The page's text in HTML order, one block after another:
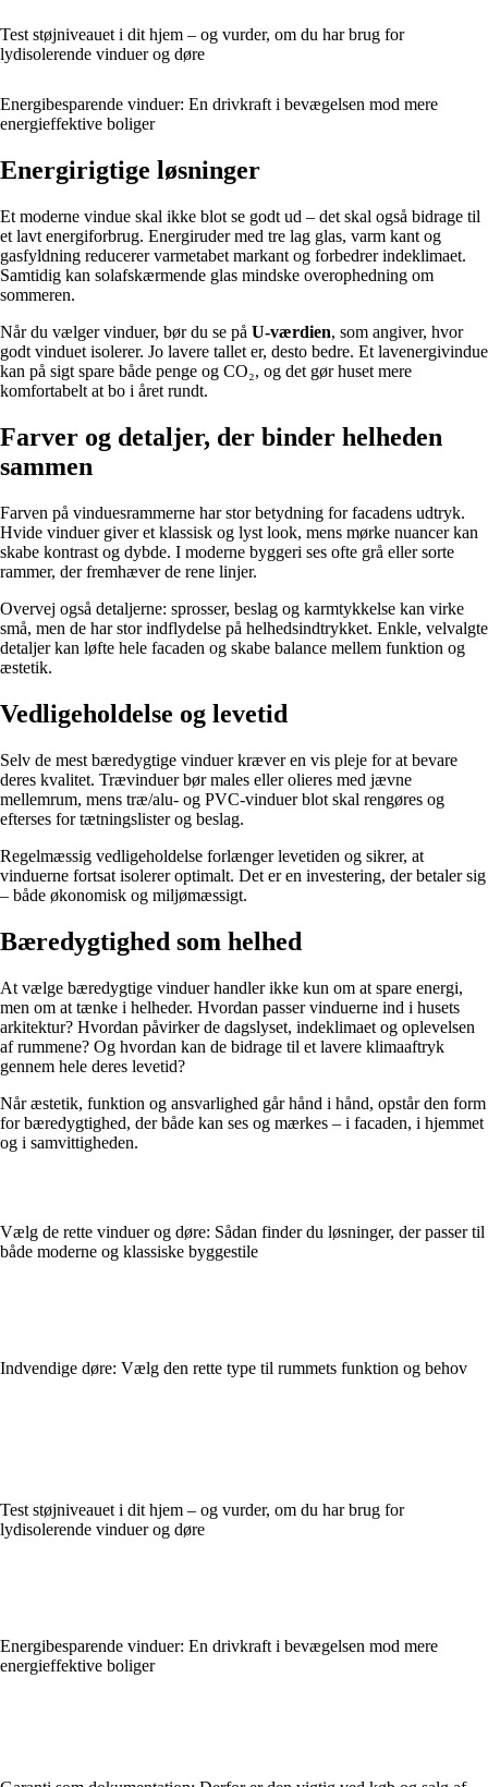
Test støjniveauet i dit hjem – og vurder, om du har brug for
lydisolerende vinduer og døre
Energibesparende vinduer: En drivkraft i bevægelsen mod mere
energieffektive boliger
Energirigtige løsninger
Et moderne vindue skal ikke blot se godt ud – det skal også bidrage til
et lavt energiforbrug. Energiruder med tre lag glas, varm kant og
gasfyldning reducerer varmetabet markant og forbedrer indeklimaet.
Samtidig kan solafskærmende glas mindske overophedning om
sommeren.
Når du vælger vinduer, bør du se på U-værdien, som angiver, hvor
godt vinduet isolerer. Jo lavere tallet er, desto bedre. Et lavenergivindue
kan på sigt spare både penge og CO₂, og det gør huset mere
komfortabelt at bo i året rundt.
Farver og detaljer, der binder helheden
sammen
Farven på vinduesrammerne har stor betydning for facadens udtryk.
Hvide vinduer giver et klassisk og lyst look, mens mørke nuancer kan
skabe kontrast og dybde. I moderne byggeri ses ofte grå eller sorte
rammer, der fremhæver de rene linjer.
Overvej også detaljerne: sprosser, beslag og karmtykkelse kan virke
små, men de har stor indflydelse på helhedsindtrykket. Enkle, velvalgte
detaljer kan løfte hele facaden og skabe balance mellem funktion og
æstetik.
Vedligeholdelse og levetid
Selv de mest bæredygtige vinduer kræver en vis pleje for at bevare
deres kvalitet. Trævinduer bør males eller olieres med jævne
mellemrum, mens træ/alu- og PVC-vinduer blot skal rengøres og
efterses for tætningslister og beslag.
Regelmæssig vedligeholdelse forlænger levetiden og sikrer, at
vinduerne fortsat isolerer optimalt. Det er en investering, der betaler sig
– både økonomisk og miljømæssigt.
Bæredygtighed som helhed
At vælge bæredygtige vinduer handler ikke kun om at spare energi,
men om at tænke i helheder. Hvordan passer vinduerne ind i husets
arkitektur? Hvordan påvirker de dagslyset, indeklimaet og oplevelsen
af rummene? Og hvordan kan de bidrage til et lavere klimaaftryk
gennem hele deres levetid?
Når æstetik, funktion og ansvarlighed går hånd i hånd, opstår den form
for bæredygtighed, der både kan ses og mærkes – i facaden, i hjemmet
og i samvittigheden.
Vælg de rette vinduer og døre: Sådan finder du løsninger, der passer til
både moderne og klassiske byggestile
Indvendige døre: Vælg den rette type til rummets funktion og behov
Test støjniveauet i dit hjem – og vurder, om du har brug for
lydisolerende vinduer og døre
Energibesparende vinduer: En drivkraft i bevægelsen mod mere
energieffektive boliger